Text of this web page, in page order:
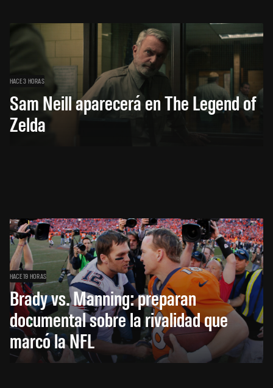
HACE 3 HORAS
Sam Neill aparecerá en The Legend of
Zelda
HACE 19 HORAS
Brady vs. Manning: preparan
documental sobre la rivalidad que
marcó la NFL